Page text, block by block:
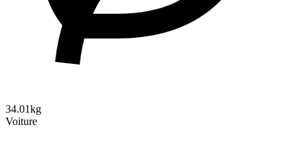
34.01kg
Voiture